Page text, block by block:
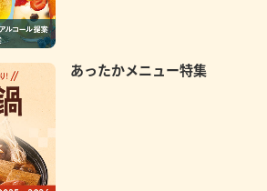
あったかメニュー特集